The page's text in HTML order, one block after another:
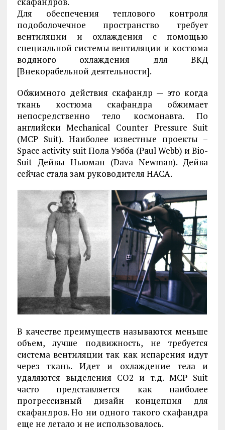
Для обеспечения теплового контроля
подоболочечное пространство требует
вентиляции и охлаждения с помощью
специальной системы вентиляции и костюма
водяного охлаждения для ВКД
[Внекорабельной деятельности].
Обжимного действия скафандр — это когда
ткань костюма скафандра обжимает
непосредственно тело космонавта. По
английски Mechanical Counter Pressure Suit
(MCP Suit). Наиболее известные проекты –
Space activity suit Пола Уэбба (Paul Webb) и Bio-
Suit Дейвы Ньюман (Dava Newman). Дейва
сейчас стала зам руководителя НАСА.
В качестве преимуществ называются меньше
объем, лучше подвижность, не требуется
система вентиляции так как испарения идут
через ткань. Идет и охлаждение тела и
удаляются выделения СО2 и т.д. MCP Suit
часто представляется как наиболее
прогрессивный дизайн концепция для
скафандров. Но ни одного такого скафандра
еще не летало и не использовалось.